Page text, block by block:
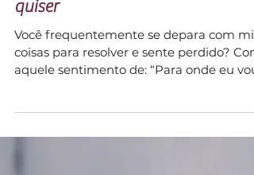
Tomar decisões só é difícil se você
quiser
Você frequentemente se depara com mil
coisas para resolver e sente perdido? Com
O que faço...